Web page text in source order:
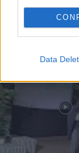
Data
Siga-nos no